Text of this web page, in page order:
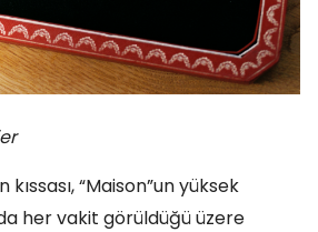
“Maison”un yüksek
her vakit görüldüğü üzere